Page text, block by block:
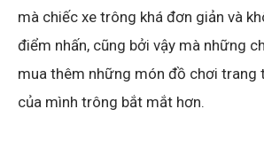
mà chiếc xe trông khá đơn giản và
điểm nhấn, cũng bởi vậy mà những
mua thêm những món đồ chơi trang
của mình trông bắt mắt hơn.